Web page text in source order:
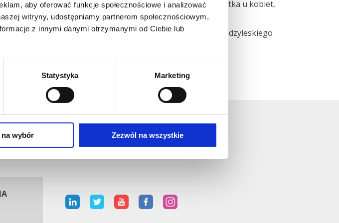
aby oferować funkcje społecznościowe i analizować
witryny, udostępniamy partnerom społecznościowym,
z innymi danymi otrzymanymi od Ciebie lub
Statystyka Marketing
wybór Zezwól na wszystkie
tzw. zaciągnięcie skóry, bolesność, nietypowy wyciek z sutka u kobiet,
Adam Fangrat ( od 2007 roku Zastępca Ordynatora Międzyleskiego
i Gastroeneterologii).